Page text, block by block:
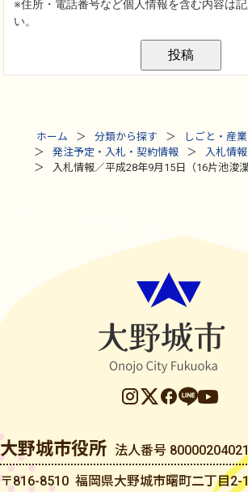
ホーム
分類から探す しごと・産業
発注予定・入札・契約情報
入札情
入札情報／平成28年9月15日（16片池浚渫
大野城市役所 法人番号
〒816-8510 福岡県大野城市曙町二丁目2-